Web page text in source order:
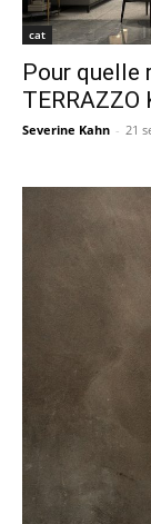
cat
Pour quelle
TERRAZZO
Severine Kahn - 21